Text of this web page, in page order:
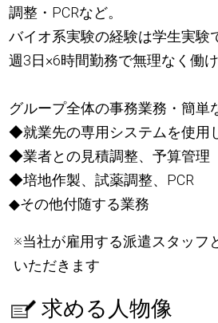
調整・PCRなど。
バイオ系実験の経験は学生実験
週3日×6時間勤務で無理なく働け
グループ全体の事務業務・簡単
◆就業先の専用システムを使用
◆業者との見積調整、予算管理
◆培地作製、試薬調整、PCR
◆その他付随する業務
※当社が雇用する派遣スタッフ
いただきます
求める人物像